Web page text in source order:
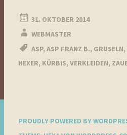
31. OKTOBER 2014
WEBMASTER
ASP,ASP FRANZ B., GRUSELN,
HEXER, KÜRBIS,VERKLEIDEN,
PROUDLY POWERED BY